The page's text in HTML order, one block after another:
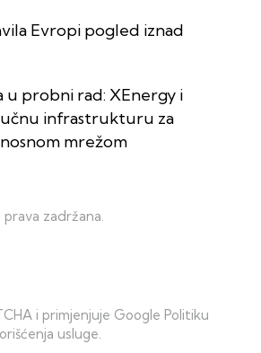
Evropi pogled iznad
u probni rad: XEnergy i
infrastrukturu za
mrežom
prava zadržana.
i primjenjuje Google Politiku
usluge.